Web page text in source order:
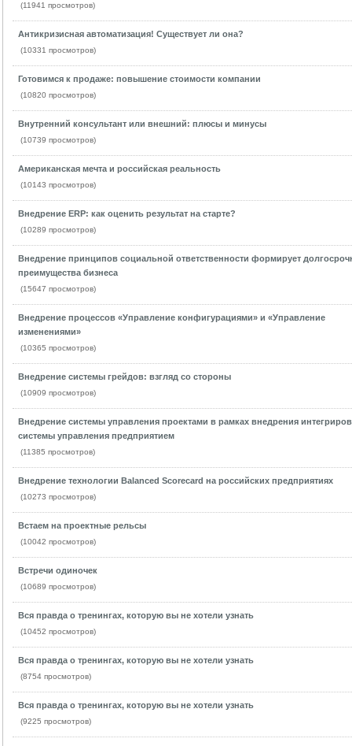
(11941 просмотров)
Антикризисная автоматизация! Существует ли она?
(10331 просмотров)
Готовимся к продаже: повышение стоимости компании
(10820 просмотров)
Внутренний консультант или внешний: плюсы и минусы
(10739 просмотров)
Американская мечта и российская реальность
(10143 просмотров)
Внедрение ERP: как оценить результат на старте?
(10289 просмотров)
Внедрение принципов социальной ответственности формирует
преимущества бизнеса
(15647 просмотров)
Внедрение процессов «Управление конфигурациями» и «Управление
изменениями»
(10365 просмотров)
Внедрение системы грейдов: взгляд со стороны
(10909 просмотров)
Внедрение системы управления проектами в рамках внедрения
системы управления предприятием
(11385 просмотров)
Внедрение технологии Balanced Scorecard на российских предприятиях
(10273 просмотров)
Встаем на проектные рельсы
(10042 просмотров)
Встречи одиночек
(10689 просмотров)
Вся правда о тренингах, которую вы не хотели узнать
(10452 просмотров)
Вся правда о тренингах, которую вы не хотели узнать
(8754 просмотров)
Вся правда о тренингах, которую вы не хотели узнать
(9225 просмотров)